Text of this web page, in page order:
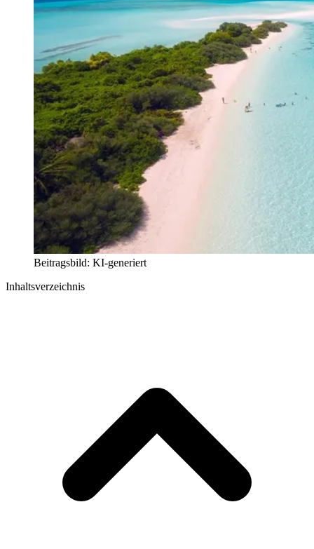
Beitragsbild: KI-generiert
Inhaltsverzeichnis